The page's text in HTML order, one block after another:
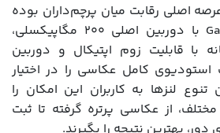
اصلی رقابت میان پرچم‌داران بوده
است. Galaxy S25 Ultra با دوربین اصلی ۲۰۰ مگاپیکسلی،
با قابلیت زوم اپتیکال و دوربین
استودیوی کامل عکاسی را در اختیار
لنزها به کاربران این امکان را
از عکاسی پرتره گرفته تا ثبت